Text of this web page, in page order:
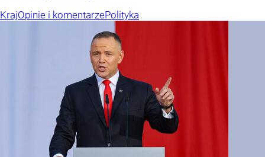
KrajOpinie i komentarzePolityka